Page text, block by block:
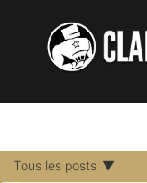
Tous les posts